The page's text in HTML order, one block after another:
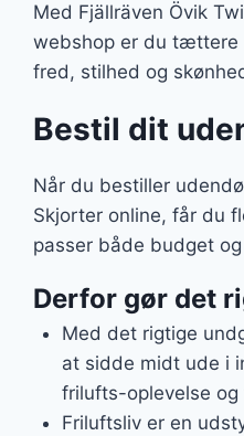
Med Fjällräven Övik
webshop er du tættere
fred, stilhed og
Bestil dit
Når du bestiller
Skjorter online, får du
passer både budget
Derfor gør det
Med det rigtige
at sidde midt ude i
frilufts-oplevelse
Friluftsliv er en